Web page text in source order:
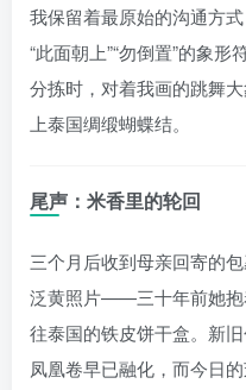
我保留着最原始的沟通方
“此面朝上”“勿倒置”的象
分拣时，对着我画的跳舞
上泰国绸缎蝴蝶结。
尾声：米香里的轮回
三个月后收到母亲回寄的
泛黄照片——三十年前她抱
往泰国的铁皮饼干盒。新
凤凰卷早已融化，而今日